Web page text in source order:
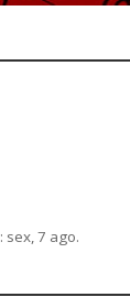
: sex, 7 ago.